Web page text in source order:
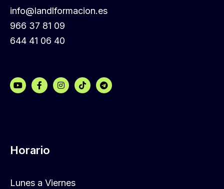
info@landlformacion.es
966 37 81 09
644 41 06 40
Horario
Lunes a Viernes